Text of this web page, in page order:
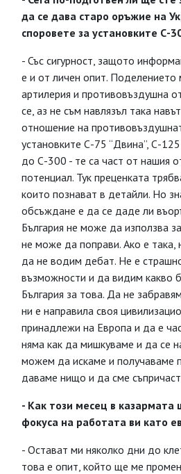
да се дава старо оръжие на
споровете за установките С-
- Със сигурност, защото
е и от личен опит. Поделението
артилерия и противовъздушна
се, аз не съм навлязъл така
отношение на
установките С-75 “Двина”, С-
до С-300 - те са част от нашия
потенциал. Тук преценката
които познават в детайли. Но
обсъждане е да се даде ли
България не може да използва
не може да поправи. Ако е
да не водим дебат. Не е
възможности и да видим какво
България за това. Да не
ни е направила своя
принадлежи на Европа и да е
няма как да мишкуваме и да се
можем да искаме и получаваме
даваме нищо и да сме
- Как този месец в
фокуса на работата ви като
- Остават ми няколко дни до
това е опит, който ще ме